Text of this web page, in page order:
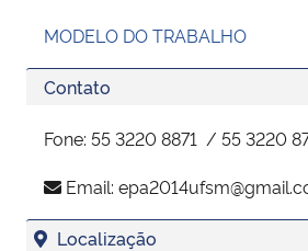
MODELO DO TRABALHO
Contato
Fone: 55 3220 8871 / 55 3220
Email:
Localização